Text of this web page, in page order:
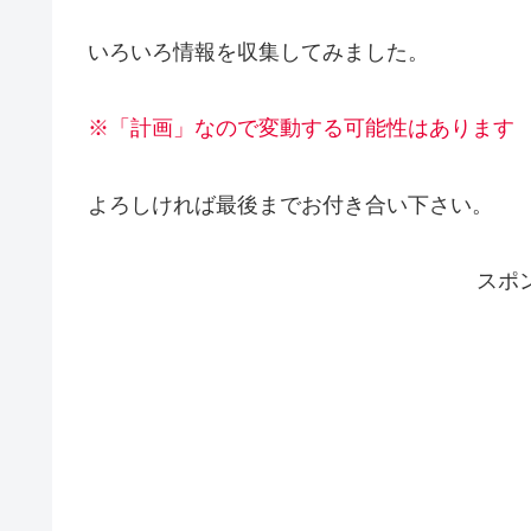
いろいろ情報を収集してみました。
※「計画」なので変動する可能性はあります
よろしければ最後までお付き合い下さい。
スポ